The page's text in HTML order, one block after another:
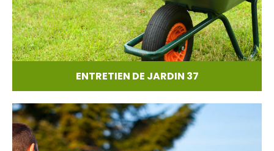
ENTRETIEN DE JARDIN 37